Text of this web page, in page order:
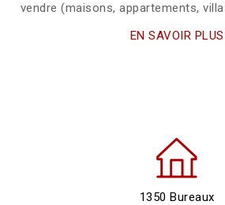
vendre (maisons, appartements,
EN SAVOIR PLUS
1350 Bureaux